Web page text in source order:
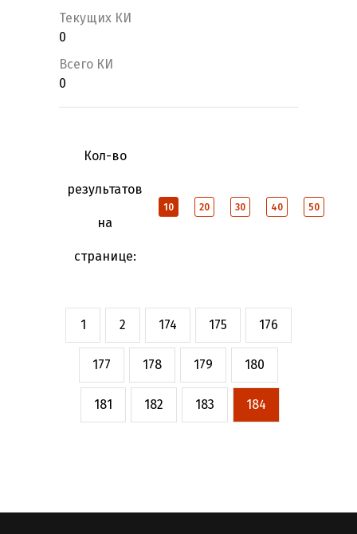
Текущих КИ
0
Всего КИ
0
Кол-во
результатов
на
странице:
10 20 30 40 50
1 2 174 175 176
177 178 179 180
181 182 183 184